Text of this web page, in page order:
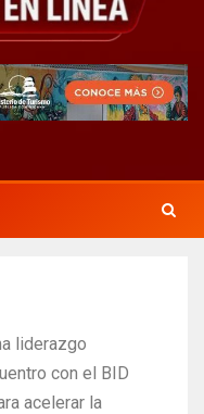
liderazgo
con el BID
acelerar la